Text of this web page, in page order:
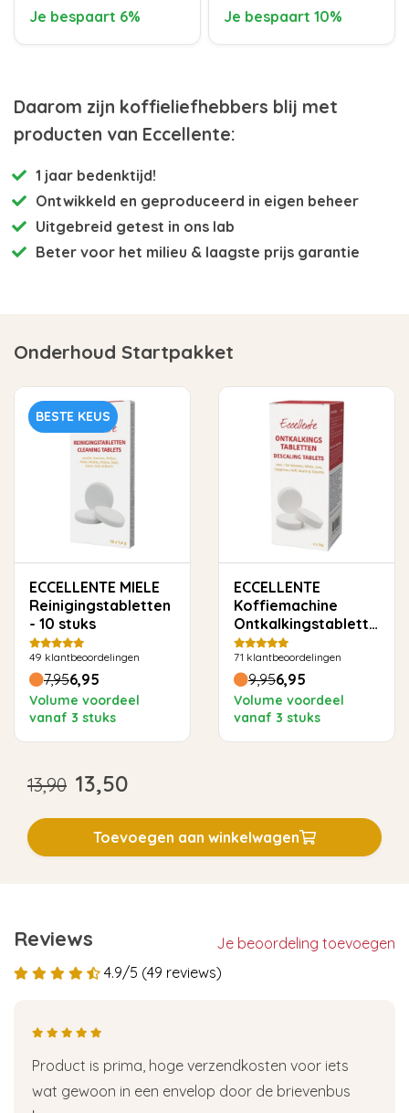
Je bespaart 6% Je bespaart 10%
Daarom zijn koffieliefhebbers blij met
producten van Eccellente:
1 jaar bedenktijd!
Ontwikkeld en geproduceerd in eigen beheer
Uitgebreid getest in ons lab
Beter voor het milieu & laagste prijs garantie
Onderhoud Startpakket
BESTE KEUS
ECCELLENTE MIELE
Reinigingstabletten
- 10 stuks
49 klantbeoordelingen
7,956,95
Volume voordeel
vanaf 3 stuks
ECCELLENTE
Koffiemachine
Ontkalkingstabletten
- 6 stuks
71 klantbeoordelingen
9,956,95
Volume voordeel
vanaf 3 stuks
13,90 13,50
Toevoegen aan winkelwagen
Reviews
Je beoordeling toevoegen
4.9/5 (49 reviews)
Product is prima, hoge verzendkosten voor iets
wat gewoon in een envelop door de brievenbus